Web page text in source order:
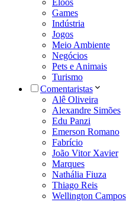
Eloos
Games
Indústria
Jogos
Meio Ambiente
Negócios
Pets e Animais
Turismo
Comentaristas
Alê Oliveira
Alexandre Simões
Edu Panzi
Emerson Romano
Fabrício
João Vitor Xavier
Marques
Nathália Fiuza
Thiago Reis
Wellington Campos